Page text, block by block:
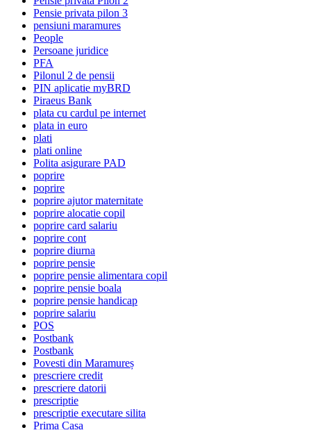
Pensie privata pilon 3
pensiuni maramures
People
Persoane juridice
PFA
Pilonul 2 de pensii
PIN aplicatie myBRD
Piraeus Bank
plata cu cardul pe internet
plata in euro
plati
plati online
Polita asigurare PAD
poprire
poprire
poprire ajutor maternitate
poprire alocatie copil
poprire card salariu
poprire cont
poprire diurna
poprire pensie
poprire pensie alimentara copil
poprire pensie boala
poprire pensie handicap
poprire salariu
POS
Postbank
Postbank
Povesti din Maramureș
prescriere credit
prescriere datorii
prescriptie
prescriptie executare silita
Prima Casa